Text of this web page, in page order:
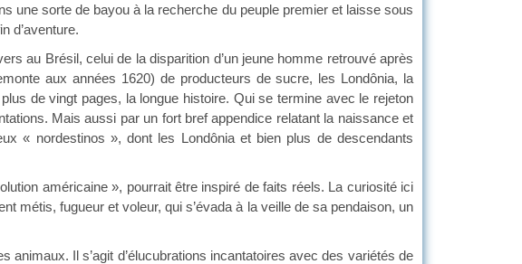
une sorte de bayou à la recherche du peuple premier et laisse sous
d’aventure.
Brésil, celui de la disparition d’un jeune homme retrouvé après
aux années 1620) de producteurs de sucre, les Londônia, la
de vingt pages, la longue histoire. Qui se termine avec le rejeton
Mais aussi par un fort bref appendice relatant la naissance et
« nordestinos », dont les Londônia et bien plus de descendants
américaine », pourrait être inspiré de faits réels. La curiosité ici
métis, fugueur et voleur, qui s’évada à la veille de sa pendaison, un
Il s’agit d’élucubrations incantatoires avec des variétés de